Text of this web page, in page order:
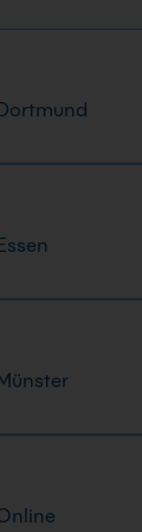
Datum
Datum
09:00 -
Datum und
09:00 - 16:00